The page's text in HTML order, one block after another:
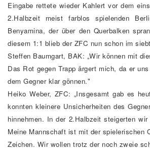
Eingabe rettete wieder Kahlert vor dem
2.Halbzeit meist farblos spielenden
Benyamina, der über den Querbalken
diesem 1:1 blieb der ZFC nun schon im
Steffen Baumgart, BAK: „Wir können mit
Das Rot gegen Trapp ärgert mich, da er
dem Gegner klar gönnen."
Heiko Weber, ZFC: „Insgesamt gab es
konnten kleinere Unsicherheiten des
hinnehmen. In der 2.Halbzeit steigerten
Meine Mannschaft ist mit der spielerischen
Zeichen. Wir wollen trotz der noch zweie